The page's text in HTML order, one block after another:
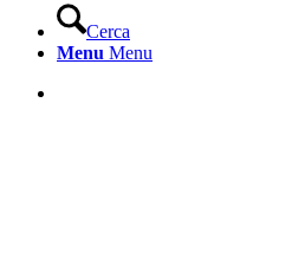
Cerca
Menu Menu